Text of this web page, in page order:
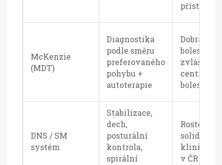
přístupy
McKenzie
(MDT)
Diagnostika
podle směru
preferovaného
pohybu +
autoterapie
Dobrá pro
bolestí
zvlášť s
bolesti
DNS / SM
systém
Stabilizace,
dech,
posturální
kontrola,
spirální
Rostoucí,
solidní
klinická
v ČR